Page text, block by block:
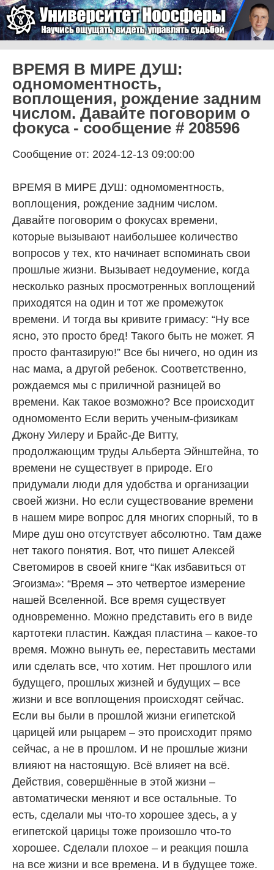
Университет Ноосферы
ВРЕМЯ В МИРЕ ДУШ:
одномоментность,
воплощения, рождение задним
числом. Давайте поговорим о
фокуса - сообщение # 208596
Сообщение от: 2024-12-13 09:00:00
ВРЕМЯ В МИРЕ ДУШ: одномоментность,
воплощения, рождение задним числом.
Давайте поговорим о фокусах времени,
которые вызывают наибольшее количество
вопросов у тех, кто начинает вспоминать свои
прошлые жизни. Вызывает недоумение, когда
несколько разных просмотренных воплощений
приходятся на один и тот же промежуток
времени. И тогда вы кривите гримасу: “Ну все
ясно, это просто бред! Такого быть не может. Я
просто фантазирую!” Все бы ничего, но один из
нас мама, а другой ребенок. Соответственно,
рождаемся мы с приличной разницей во
времени. Как такое возможно? Все происходит
одномоменто Если верить ученым-физикам
Джону Уилеру и Брайс-Де Витту,
продолжающим труды Альберта Эйнштейна, то
времени не существует в природе. Его
придумали люди для удобства и организации
своей жизни. Но если существование времени
в нашем мире вопрос для многих спорный, то в
Мире душ оно отсутствует абсолютно. Там даже
нет такого понятия. Вот, что пишет Алексей
Светомиров в своей книге “Как избавиться от
Эгоизма»: “Время – это четвертое измерение
нашей Вселенной. Все время существует
одновременно. Можно представить его в виде
картотеки пластин. Каждая пластина – какое-то
время. Можно вынуть ее, переставить местами
или сделать все, что хотим. Нет прошлого или
будущего, прошлых жизней и будущих – все
жизни и все воплощения происходят сейчас.
Если вы были в прошлой жизни египетской
царицей или рыцарем – это происходит прямо
сейчас, а не в прошлом. И не прошлые жизни
влияют на настоящую. Всё влияет на всё.
Действия, совершённые в этой жизни –
автоматически меняют и все остальные. То
есть, сделали мы что-то хорошее здесь, а у
египетской царицы тоже произошло что-то
хорошее. Сделали плохое – и реакция пошла
на все жизни и все времена. И в будущее тоже.